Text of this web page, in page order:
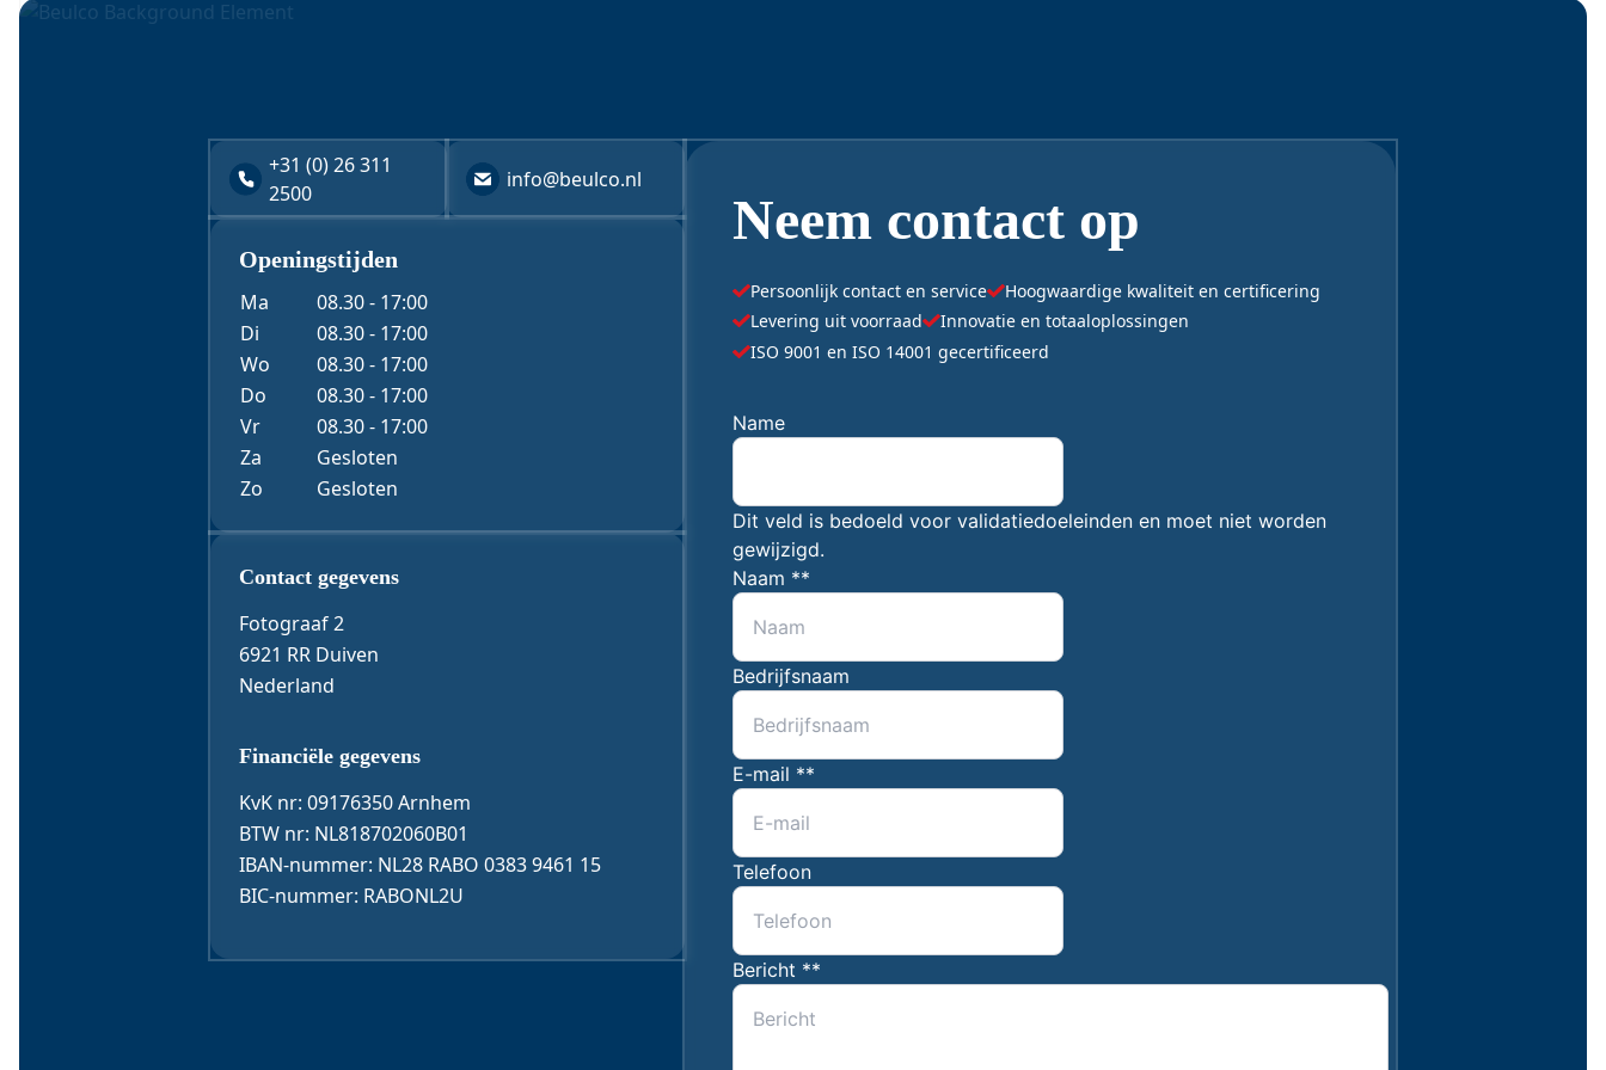
3- delige Watermeterkoppeling
" geeft vereiste velden aan
Dit veld is bedoeld voor validatiedoeleinden en moet niet worden gewijzigd.
+31 (0) 26 311
2500
info@beulco.nl
Openingstijden
Ma
08.30 - 17:00
Di
08.30 - 17:00
Wo
08.30 - 17:00
Do
08.30 - 17:00
Vr
08.30 - 17:00
Za
Gesloten
Zo
Gesloten
Contact & Gegevens
Contact gegevens
Fotograaf 2
6921 RR Duiven
Nederland
Financiële gegevens
KvK nr: 09176350 Arnhem
BTW nr: NL818702060B01
IBAN-nummer: NL28 RABO 0383 9461 15
BIC-nummer: RABONL2U
Neem contact op
Persoonlijk contact en service
Hoogwaardige kwaliteit en certificering
Levering uit voorraad
Innovatie en totaaloplossingen
ISO 9001 en ISO 14001 gecertificeerd
"*" geeft vereiste velden aan
Name
Dit veld is bedoeld voor validatiedoeleinden en moet niet worden
gewijzigd.
Naam **
Bedrijfsnaam
E-mail **
Telefoon
Bericht **